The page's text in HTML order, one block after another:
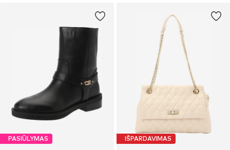
PASIŪLYMAS IŠPARDAVIMAS